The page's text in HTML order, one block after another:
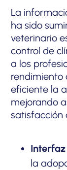
La
ha sido
veterinario
control de
a los
rendimiento
eficiente la
mejorando
satisfacción
la